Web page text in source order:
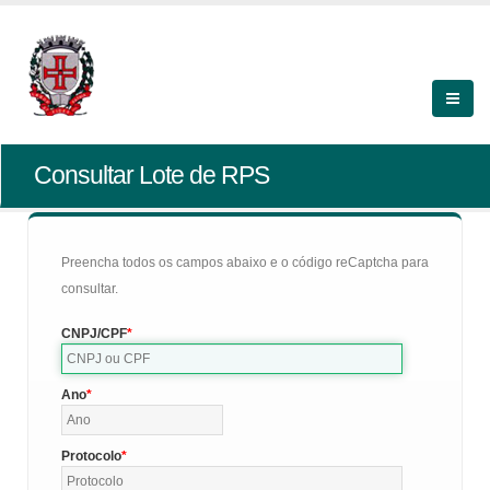
Consultar Lote de RPS
Preencha todos os campos abaixo e o código reCaptcha para
consultar.
CNPJ/CPF
Ano
Protocolo